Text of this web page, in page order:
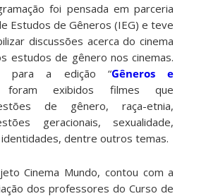
foi pensada em parceria
Estudos de Gêneros (IEG) e teve
discussões acerca do cinema
estudos de gênero nos cinemas.
para a edição “Gêneros e
exibidos filmes que
de gênero, raça-etnia,
geracionais, sexualidade,
dentre outros temas.
Cinema Mundo, contou com a
dos professores do Curso de